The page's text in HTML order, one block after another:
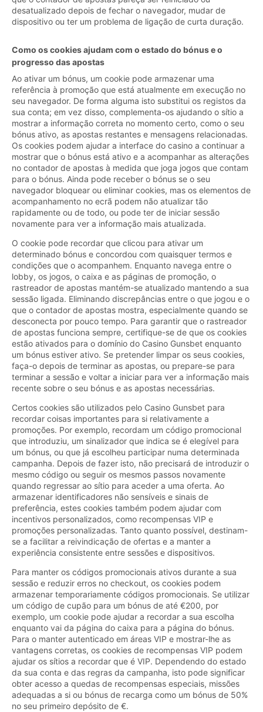
desatualizado depois de fechar o navegador, mudar de
dispositivo ou ter um problema de ligação de curta duração.
Como os cookies ajudam com o estado do bónus e o
progresso das apostas
Ao ativar um bónus, um cookie pode armazenar uma
referência à promoção que está atualmente em execução no
seu navegador. De forma alguma isto substitui os registos da
sua conta; em vez disso, complementa-os ajudando o sítio a
mostrar a informação correta no momento certo, como o seu
bónus ativo, as apostas restantes e mensagens relacionadas.
Os cookies podem ajudar a interface do casino a continuar a
mostrar que o bónus está ativo e a acompanhar as alterações
no contador de apostas à medida que joga jogos que contam
para o bónus. Ainda pode receber o bónus se o seu
navegador bloquear ou eliminar cookies, mas os elementos de
acompanhamento no ecrã podem não atualizar tão
rapidamente ou de todo, ou pode ter de iniciar sessão
novamente para ver a informação mais atualizada.
O cookie pode recordar que clicou para ativar um
determinado bónus e concordou com quaisquer termos e
condições que o acompanhem. Enquanto navega entre o
lobby, os jogos, o caixa e as páginas de promoção, o
rastreador de apostas mantém-se atualizado mantendo a sua
sessão ligada. Eliminando discrepâncias entre o que jogou e o
que o contador de apostas mostra, especialmente quando se
desconecta por pouco tempo. Para garantir que o rastreador
de apostas funciona sempre, certifique-se de que os cookies
estão ativados para o domínio do Casino Gunsbet enquanto
um bónus estiver ativo. Se pretender limpar os seus cookies,
faça-o depois de terminar as apostas, ou prepare-se para
terminar a sessão e voltar a iniciar para ver a informação mais
recente sobre o seu bónus e as apostas necessárias.
Certos cookies são utilizados pelo Casino Gunsbet para
recordar coisas importantes para si relativamente a
promoções. Por exemplo, recordam um código promocional
que introduziu, um sinalizador que indica se é elegível para
um bónus, ou que já escolheu participar numa determinada
campanha. Depois de fazer isto, não precisará de introduzir o
mesmo código ou seguir os mesmos passos novamente
quando regressar ao sítio para aceder a uma oferta. Ao
armazenar identificadores não sensíveis e sinais de
preferência, estes cookies também podem ajudar com
incentivos personalizados, como recompensas VIP e
promoções personalizadas. Tanto quanto possível, destinam-
se a facilitar a reivindicação de ofertas e a manter a
experiência consistente entre sessões e dispositivos.
Para manter os códigos promocionais ativos durante a sua
sessão e reduzir erros no checkout, os cookies podem
armazenar temporariamente códigos promocionais. Se utilizar
um código de cupão para um bónus de até €200, por
exemplo, um cookie pode ajudar a recordar a sua escolha
enquanto vai da página do caixa para a página do bónus.
Para o manter autenticado em áreas VIP e mostrar-lhe as
vantagens corretas, os cookies de recompensas VIP podem
ajudar os sítios a recordar que é VIP. Dependendo do estado
da sua conta e das regras da campanha, isto pode significar
obter acesso a quedas de recompensas especiais, missões
adequadas a si ou bónus de recarga como um bónus de 50%
no seu primeiro depósito de €.